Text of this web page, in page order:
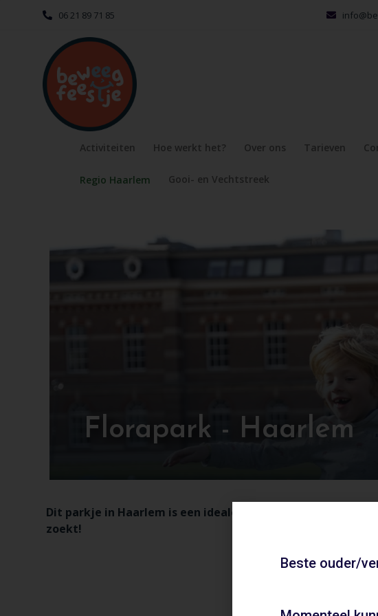
06 21 89 71 85
Activiteiten Hoe werkt het? Over ons Tarieven
Regio Haarlem Gooi- en Vechtstreek
Florapark - Haarlem
Dit parkje in Haarlem is een ideale plek voor jouw
zoekt!
Beste ouder/